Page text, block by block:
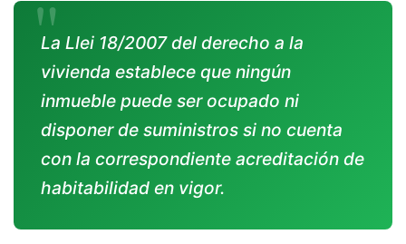
La Llei 18/2007 del derecho a la
vivienda establece que ningún
inmueble puede ser ocupado ni
disponer de suministros si no cuenta
con la correspondiente acreditación de
habitabilidad en vigor.